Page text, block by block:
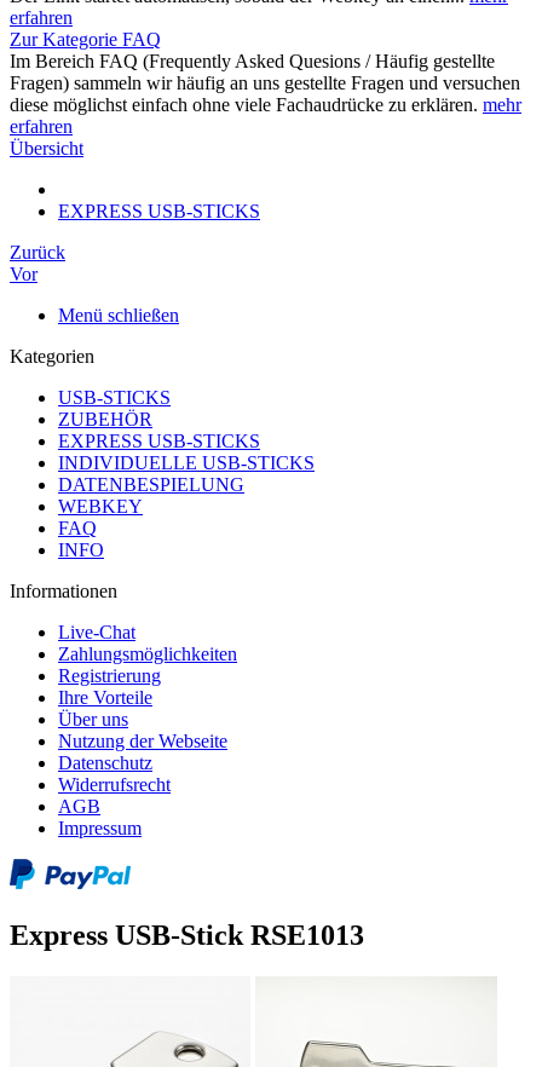
erfahren
Zur Kategorie FAQ
Im Bereich FAQ (Frequently Asked Quesions / Häufig gestellte
Fragen) sammeln wir häufig an uns gestellte Fragen und versuchen
diese möglichst einfach ohne viele Fachaudrücke zu erklären. mehr
erfahren
Übersicht
EXPRESS USB-STICKS
Zurück
Vor
Menü schließen
Kategorien
USB-STICKS
ZUBEHÖR
EXPRESS USB-STICKS
INDIVIDUELLE USB-STICKS
DATENBESPIELUNG
WEBKEY
FAQ
INFO
Informationen
Live-Chat
Zahlungsmöglichkeiten
Registrierung
Ihre Vorteile
Über uns
Nutzung der Webseite
Datenschutz
Widerrufsrecht
AGB
Impressum
Express USB-Stick RSE1013